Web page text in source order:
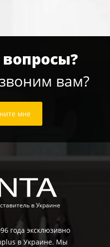
вам?
мне
в Украине
года эксклюзивно
в Украине. Мы